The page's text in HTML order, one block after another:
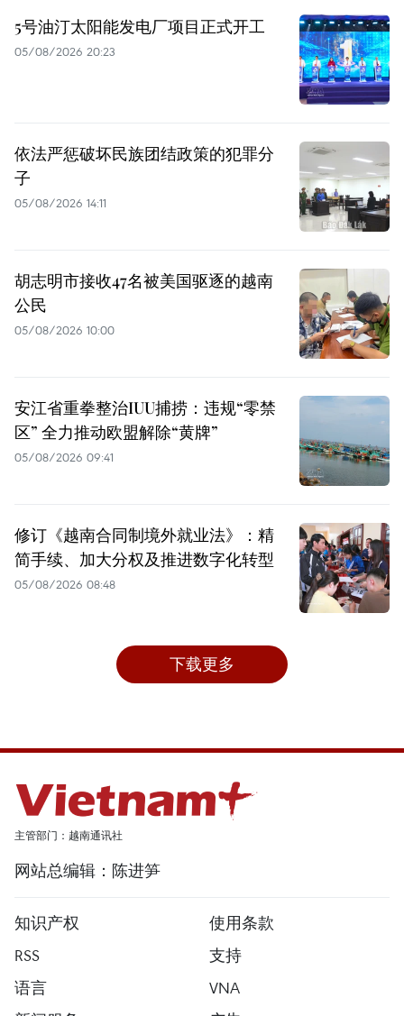
5号油汀太阳能发电厂项目正式开工
05/08/2026 20:23
依法严惩破坏民族团结政策的犯罪分
子
05/08/2026 14:11
胡志明市接收47名被美国驱逐的越南
公民
05/08/2026 10:00
安江省重拳整治IUU捕捞：违规“零禁
区” 全力推动欧盟解除“黄牌”
05/08/2026 09:41
修订《越南合同制境外就业法》：精
简手续、加大分权及推进数字化转型
05/08/2026 08:48
下载更多
主管部门：越南通讯社
网站总编辑：陈进笋
知识产权
使用条款
RSS
支持
语言
VNA